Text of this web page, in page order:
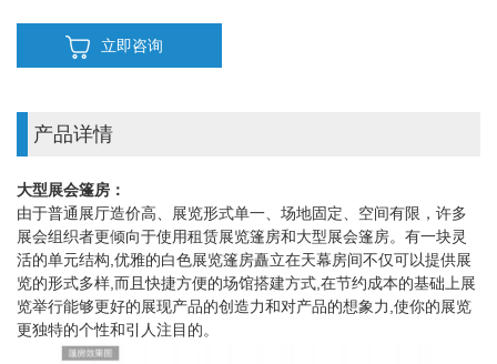
立即咨询
产品详情
大型展会篷房：
由于普通展厅造价高、展览形式单一、场地固定、空间有限，许多
展会组织者更倾向于使用租赁展览篷房和大型展会篷房。有一块灵
活的单元结构,优雅的白色展览篷房矗立在天幕房间不仅可以提供展
览的形式多样,而且快捷方便的场馆搭建方式,在节约成本的基础上展
览举行能够更好的展现产品的创造力和对产品的想象力,使你的展览
更独特的个性和引人注目的。